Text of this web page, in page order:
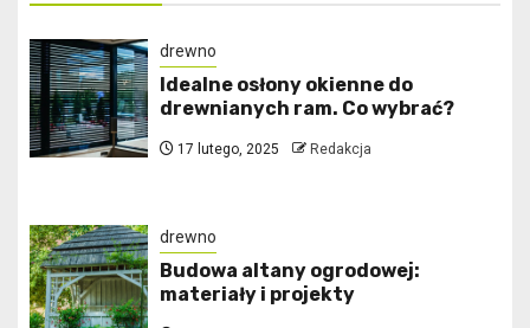
drewno
Idealne osłony okienne do
drewnianych ram. Co wybrać?
17 lutego, 2025 Redakcja
drewno
Budowa altany ogrodowej:
materiały i projekty